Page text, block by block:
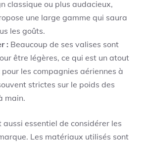
classique ou plus audacieux,
une large gamme qui saura
les goûts.
: Beaucoup de ses valises sont
être légères, ce qui est un atout
les compagnies aériennes à
strictes sur le poids des
main.
aussi essentiel de considérer les
Les matériaux utilisés sont